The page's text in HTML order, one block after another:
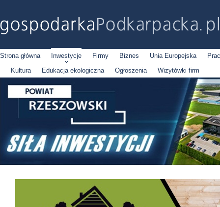
Strona główna Inwestycje Firmy Biznes Unia Europejska
Kultura
Edukacja ekologiczna Ogłoszenia Wizytówki firm